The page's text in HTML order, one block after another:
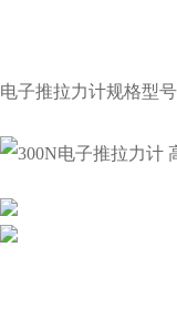
电子推拉力计规格型号